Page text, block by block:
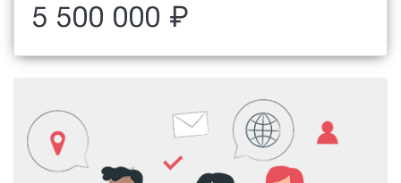
5 500 000 ₽